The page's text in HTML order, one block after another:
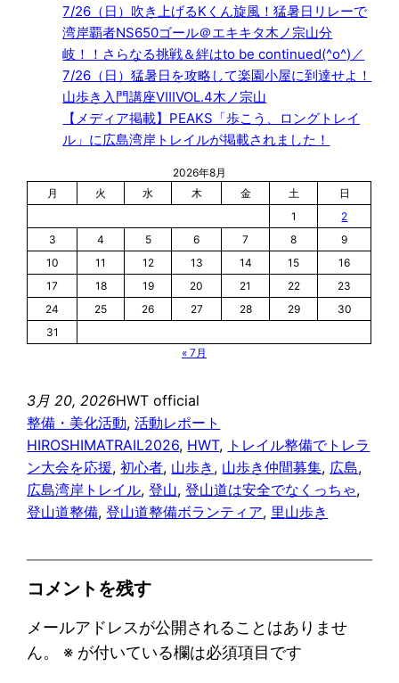
7/26（日）吹き上げるKくん旋風！猛暑日リレーで
湾岸覇者NS650ゴール＠エキキタ木ノ宗山分
岐！！さらなる挑戦＆絆はto be continued(^o^)／
7/26（日）猛暑日を攻略して楽園小屋に到達せよ！
山歩き入門講座ⅧVOL.4木ノ宗山
【メディア掲載】PEAKS「歩こう、ロングトレイ
ル」に広島湾岸トレイルが掲載されました！
2026年8月
月
火 水 木 金 土
日
1
2
3
4 5 6 7 8
9
10
11 12 13 14 15
16
17
18 19 20 21 22
23
24
25 26 27 28 29
30
31
« 7月
3月 20, 2026HWT official
整備・美化活動, 活動レポート
HIROSHIMATRAIL2026, HWT, トレイル整備でトレラ
ン大会を応援, 初心者, 山歩き , 山歩き仲間募集, 広島
広島湾岸トレイル, 登山, 登山道は安全でなくっちゃ
登山道整備, 登山道整備ボランティア, 里山歩き
コメントを残す
メールアドレスが公開されることはありませ
ん。
※ が付いている欄は必須項目です